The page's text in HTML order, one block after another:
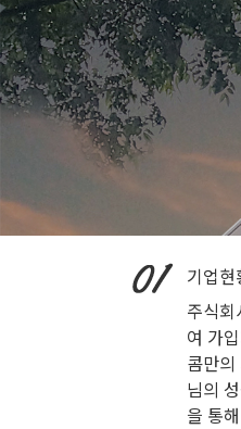
기업현
주식
여 가
콤만
님의
을 통